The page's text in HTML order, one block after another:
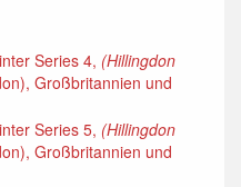
Series 4, (Hillingdon
Großbritannien und
Series 5, (Hillingdon
Großbritannien und